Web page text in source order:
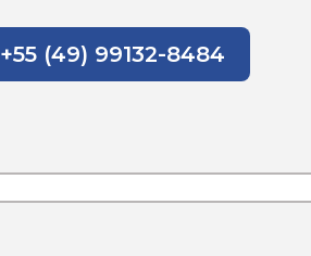
+55 (49) 99132-8484